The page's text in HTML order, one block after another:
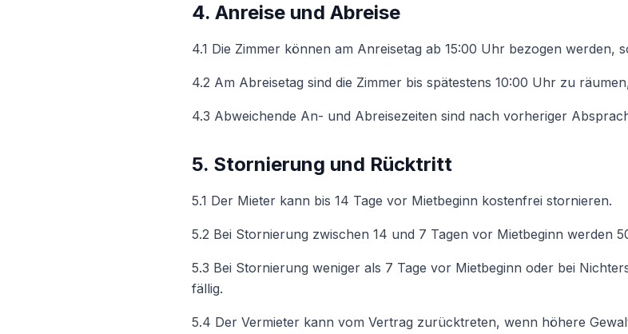
4. Anreise und Abreise
4.1 Die Zimmer können am Anreisetag ab 15:00 Uhr bezogen werden,
4.2 Am Abreisetag sind die Zimmer bis spätestens 10:00 Uhr zu
4.3 Abweichende An- und Abreisezeiten sind nach vorheriger
5. Stornierung und Rücktritt
5.1 Der Mieter kann bis 14 Tage vor Mietbeginn kostenfrei stornieren.
5.2 Bei Stornierung zwischen 14 und 7 Tagen vor Mietbeginn werden
5.3 Bei Stornierung weniger als 7 Tage vor Mietbeginn oder bei
fällig.
5.4 Der Vermieter kann vom Vertrag zurücktreten, wenn höhere